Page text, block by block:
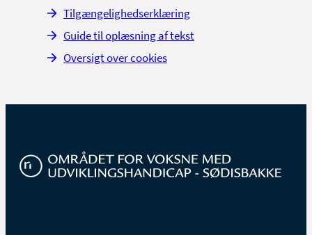
Tilgængelighedserklæring
Guide til oplæsning af tekst
Oversigt over cookies